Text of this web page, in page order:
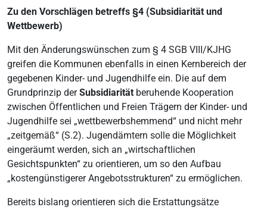
Zu den Vorschlägen betreffs §4 (Subsidiarität und
Wettbewerb)
Mit den Änderungswünschen zum § 4 SGB VIII/KJHG
greifen die Kommunen ebenfalls in einen Kernbereich der
gegebenen Kinder- und Jugendhilfe ein. Die auf dem
Grundprinzip derSubsidiarität beruhende Kooperation
zwischen Öffentlichen und Freien Trägern der Kinder- und
Jugendhilfe sei „wettbewerbshemmend“ und nicht mehr
„zeitgemäß“ (S.2). Jugendämtern solle die Möglichkeit
eingeräumt werden, sich an „wirtschaftlichen
Gesichtspunkten“ zu orientieren, um so den Aufbau
„kostengünstigerer Angebotsstrukturen“ zu ermöglichen.
Bereits bislang orientieren sich die Erstattungsätze